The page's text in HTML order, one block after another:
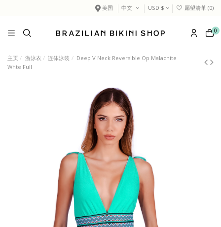
美国 中文 USD $ 愿望清单 (0)
0
主页 游泳衣 连体泳装
Deep V Neck Reversible Op Malachite
Whte Full